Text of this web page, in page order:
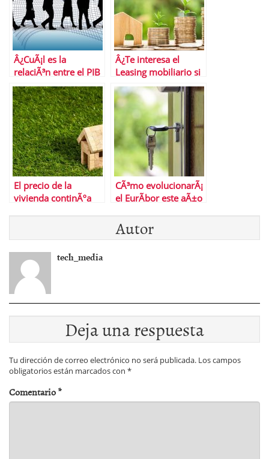
Â¿CuÃ¡l es la
relaciÃ³n entre el PIB
y las tasas de
desempleo?
Â¿Te interesa el
Leasing mobiliario si
vas a emprender un
negocio?
El precio de la
vivienda continÃºa
CÃ³mo evolucionarÃ¡
el EurÃ­bor este aÃ±o
Autor
tech_media
Deja una respuesta
Tu dirección de correo electrónico no será publicada. Los campos
obligatorios están marcados con *
Comentario*